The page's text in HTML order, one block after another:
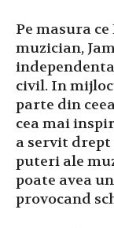
Pe masura
muzician,
civil. In
parte din
cea mai
a servit
puteri ale
poate avea
provocand